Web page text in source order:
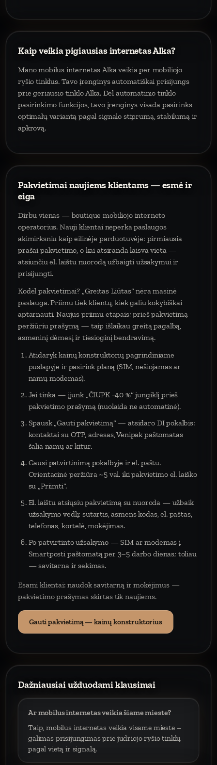
Kaip veikia pigiausias internetas Alka?
Mano mobilus internetas Alka veikia per mobiliojo
ryšio tinklus. Tavo įrenginys automatiškai prisijungs
prie geriausio tinklo Alka. Dėl automatinio tinklo
pasirinkimo funkcijos, tavo įrenginys visada pasirinks
optimalų variantą pagal signalo stiprumą, stabilumą ir
apkrovą.
Pakvietimai naujiems klientams — esmė ir
eiga
Dirbu vienas — boutique mobiliojo interneto
operatorius. Nauji klientai neperka paslaugos
akimirksniu kaip eilinėje parduotuvėje: pirmiausia
prašai pakvietimo, o kai atsiranda laisva vieta —
atsiunčiu el. laištu nuorodą užbaigti užsakymui ir
prisijungti.
Kodėl pakvietimai? „Greitas Liūtas“ nėra masinė
paslauga. Priimu tiek klientų, kiek galiu kokybiškai
aptarnauti. Naujus priimu etapais; prieš pakvietimą
peržiūriu prašymą — taip išlaikau greitą pagalbą,
asmeninį dėmesį ir tiesioginį bendravimą.
Atidaryk kainų konstruktorių pagrindiniame
puslapyje ir pasirink planą (SIM, nešiojamas ar
namų modemas).
Jei tinka — įjunk „ČIUPK −40 %“ jungiklį prieš
pakvietimo prašymą (nuolaida ne automatinė).
Spausk „Gauti pakvietimą“ — atsidaro DI pokalbis:
kontaktai su OTP, adresas, Venipak paštomatas
šalia namų ar kitur.
Gausi patvirtinimą pokalbyje ir el. paštu.
Orientacinė peržiūra ~5 val. iki pakvietimo el. laiško
su „Priimti“.
El. laištu atsiųsiu pakvietimą su nuoroda — užbaik
užsakymo vedlį: sutartis, asmens kodas, el. paštas,
telefonas, kortelė, mokėjimas.
Po patvirtinto užsakymo — SIM ar modemas į
Smartposti paštomatą per 3–5 darbo dienas; toliau
— savitarna ir sekimas.
Esami klientai: naudok savitarną ir mokėjimus —
pakvietimo prašymas skirtas tik naujiems.
Gauti pakvietimą — kainų konstruktorius
Dažniausiai užduodami klausimai
Ar mobilus internetas veikia šiame mieste?
Taip, mobilus internetas veikia visame mieste –
galimas prisijungimas prie judriojo ryšio tinklų
pagal vietą ir signalą.